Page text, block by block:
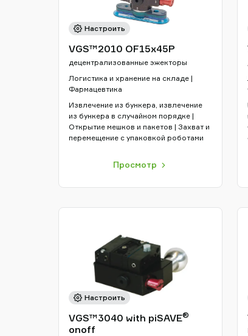
Настроить
VGS™2010 OF15x45P
децентрализованные эжекторы
Логистика и хранение на складе |
Фармацевтика
Извлечение из бункера, извлечение
из бункера в случайном порядке |
Открытие мешков и пакетов | Захват и
перемещение с упаковкой роботами
Просмотр
Настроить
VGS™3040 with piSAVE®
onoff